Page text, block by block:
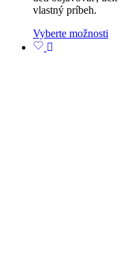
vlastný príbeh.
Vyberte možnosti